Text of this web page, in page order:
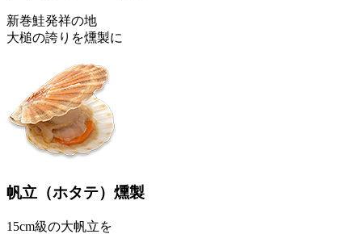
新巻鮭発祥の地
大槌の誇りを燻製に
帆立 （ホタテ） 燻製
15cm級の大帆立を